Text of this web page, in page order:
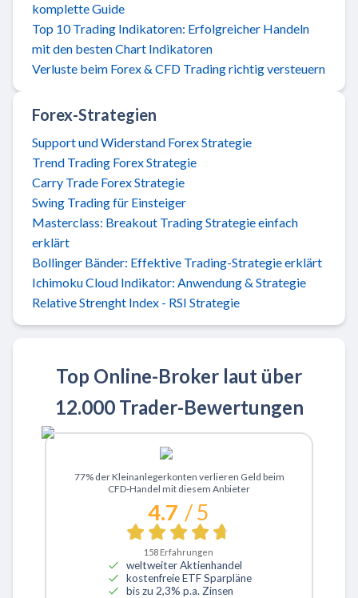
komplette Guide
Top 10 Trading Indikatoren: Erfolgreicher Handeln
mit den besten Chart Indikatoren
Verluste beim Forex & CFD Trading richtig versteuern
Forex-Strategien
Support und Widerstand Forex Strategie
Trend Trading Forex Strategie
Carry Trade Forex Strategie
Swing Trading für Einsteiger
Masterclass: Breakout Trading Strategie einfach
erklärt
Bollinger Bänder: Effektive Trading-Strategie erklärt
Ichimoku Cloud Indikator: Anwendung & Strategie
Relative Strenght Index - RSI Strategie
Top Online-Broker laut über
12.000 Trader-Bewertungen
Zu XTB
77% der Kleinanlegerkonten verlieren Geld beim
CFD-Handel mit diesem Anbieter
4.7 / 5
158 Erfahrungen
weltweiter Aktienhandel
kostenfreie ETF Sparpläne
bis zu 2,3% p.a. Zinsen